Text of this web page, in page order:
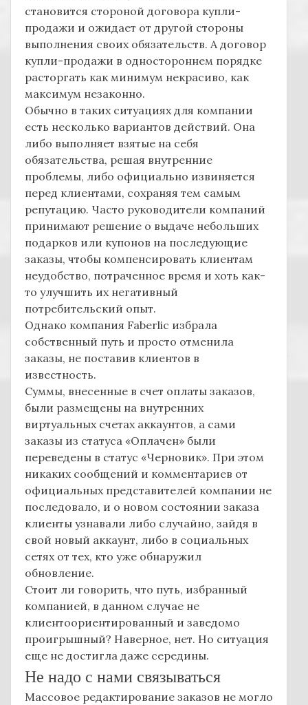
становится стороной договора купли-
продажи и ожидает от другой стороны
выполнения своих обязательств. А договор
купли-продажи в одностороннем порядке
расторгать как минимум некрасиво, как
максимум незаконно.
Обычно в таких ситуациях для компании
есть несколько вариантов действий. Она
либо выполняет взятые на себя
обязательства, решая внутренние
проблемы, либо официально извиняется
перед клиентами, сохраняя тем самым
репутацию. Часто руководители компаний
принимают решение о выдаче небольших
подарков или купонов на последующие
заказы, чтобы компенсировать клиентам
неудобство, потраченное время и хоть как-
то улучшить их негативный
потребительский опыт.
Однако компания Faberlic избрала
собственный путь и просто отменила
заказы, не поставив клиентов в
известность.
Суммы, внесенные в счет оплаты заказов,
были размещены на внутренних
виртуальных счетах аккаунтов, а сами
заказы из статуса «Оплачен» были
переведены в статус «Черновик». При этом
никаких сообщений и комментариев от
официальных представителей компании не
последовало, и о новом состоянии заказа
клиенты узнавали либо случайно, зайдя в
свой новый аккаунт, либо в социальных
сетях от тех, кто уже обнаружил
обновление.
Стоит ли говорить, что путь, избранный
компанией, в данном случае не
клиентоориентированный и заведомо
проигрышный? Наверное, нет. Но ситуация
еще не достигла даже середины.
Не надо с нами связываться
Массовое редактирование заказов не могло